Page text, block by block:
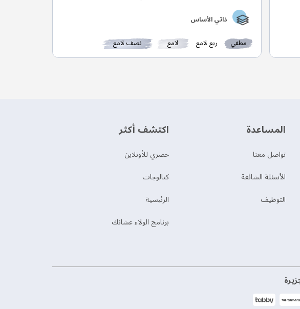
ذاتي الأساس
مطفي ربع لامع لامع نصف لامع
‫المساعدة‬
تواصل معنا
الأسئلة الشائعة
التوظيف
اكتشف أكثر
حصري للأونلاين
‫كتالوجات‬
الرئيسية
برنامج الولاء عشانك